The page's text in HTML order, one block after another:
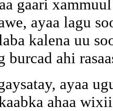
gaari
ayaa lagu
kalena uu
ahi
ayaa
ahaa